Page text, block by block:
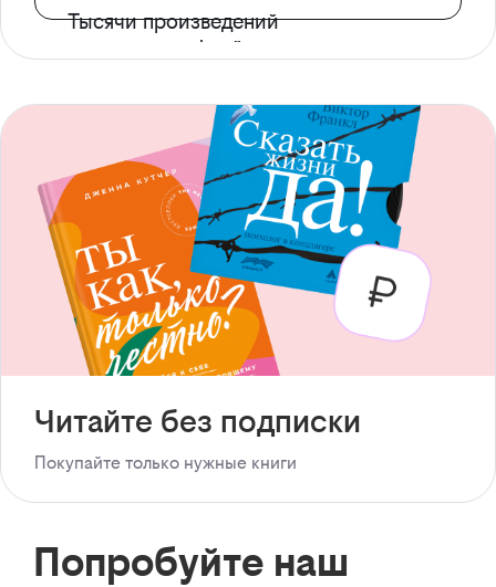
Тысячи произведений
с доступом офлайн
Читайте без подписки
Покупайте только нужные книги
Попробуйте наш